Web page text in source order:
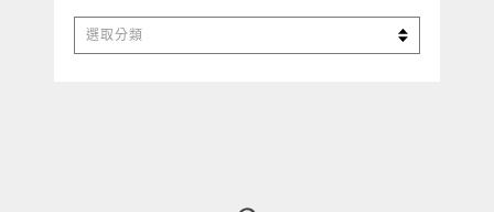
分
類